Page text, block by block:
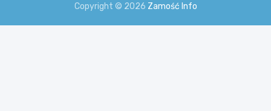
Copyright © 2026 Zamość Info